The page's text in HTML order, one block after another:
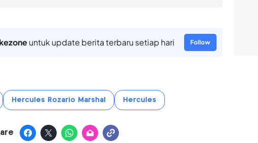
untuk update berita terbaru setiap hari Follow
Hercules Rozario Marshal Hercules